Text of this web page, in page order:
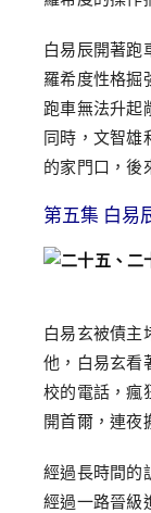
白易辰開著跑
羅希度性格掘
跑車無法升起
同時，文智雄
的家門口，後
第五集 白易
白易玄被債主
他，白易玄看
校的電話，瘋
開首爾，連夜
經過長時間的
經過一路晉級